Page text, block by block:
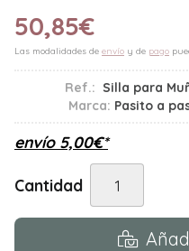
50,85€
Las modalidades de envío y de pago
Ref.: Silla para
Marca: Pasito a
envío 5,00€*
Cantidad